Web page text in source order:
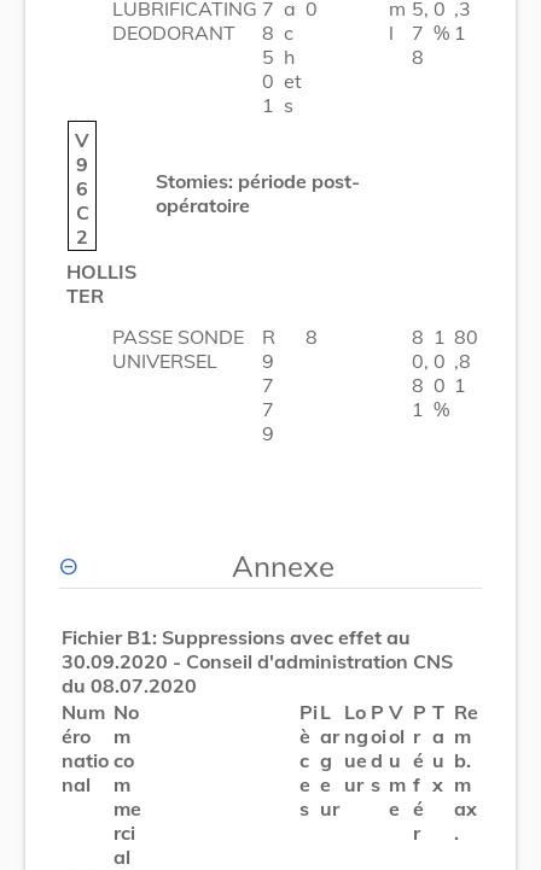
LUBRIFICATING
DEODORANT
7
8
5
0
1
a
c
h
et
s
0
m
l
5,
7
8
0
%
,3
1
V
9
6
C
2
Stomies: période post-
opératoire
HOLLIS
TER
PASSE SONDE
UNIVERSEL
R
9
7
7
9
8
8
0,
8
1
1
0
0
%
80
,8
1
Annexe
Fichier B1: Suppressions avec effet au
30.09.2020 - Conseil d'administration CNS
du 08.07.2020
Num
éro
natio
nal
No
m
co
m
me
rci
al
Pi
è
c
e
s
L
ar
g
e
ur
Lo
ng
ue
ur
P
oi
d
s
V
ol
u
m
e
P
r
é
f
é
r
T
a
u
x
Re
m
b.
m
ax
.